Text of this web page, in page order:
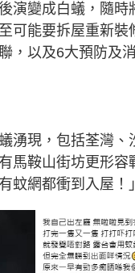
演變成白蟻，隨時
可能要拆屋重新
，以及6大預防及
湧現，包括荃灣
馬鞍山街坊更形
蚊網都衝到入屋！」